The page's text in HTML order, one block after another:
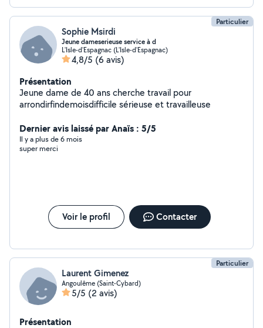
Particulier
Sophie Msirdi
Jeune dameserieuse service à d
L'Isle-d'Espagnac (L'Isle-d'Espagnac)
4,8/5 (6 avis)
Présentation
Jeune dame de 40 ans cherche travail pour
arrondirfindemoisdifficile sérieuse et travailleuse
Dernier avis laissé par Anaïs : 5/5
Il y a plus de 6 mois
super merci
Voir le profil Contacter
Particulier
Laurent Gimenez
Angoulême (Saint-Cybard)
5/5 (2 avis)
Présentation